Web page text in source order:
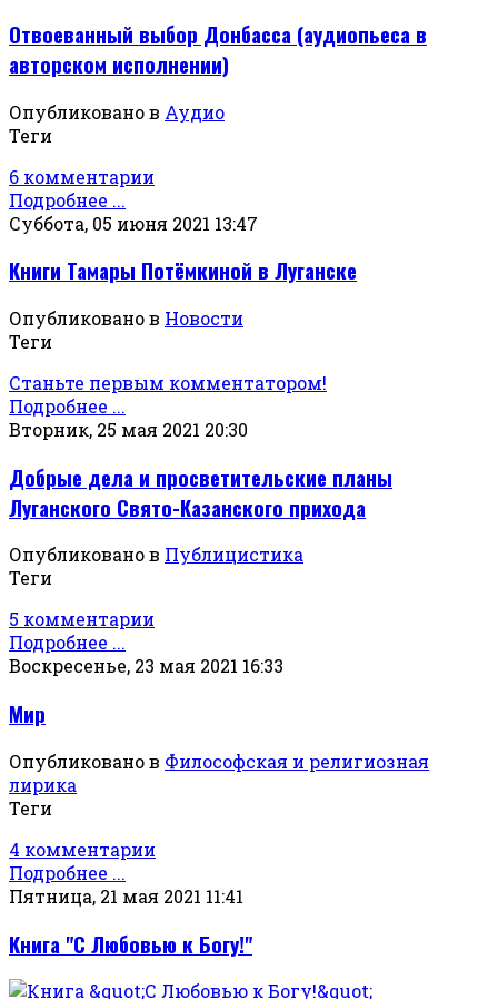
Отвоеванный выбор Донбасса (аудиопьеса в
авторском исполнении)
Опубликовано в Аудио
Теги
6 комментарии
Подробнее ...
Суббота, 05 июня 2021 13:47
Книги Тамары Потёмкиной в Луганске
Опубликовано в Новости
Теги
Станьте первым комментатором!
Подробнее ...
Вторник, 25 мая 2021 20:30
Добрые дела и просветительские планы
Луганского Свято-Казанского прихода
Опубликовано в Публицистика
Теги
5 комментарии
Подробнее ...
Воскресенье, 23 мая 2021 16:33
Мир
Опубликовано в Философская и религиозная
лирика
Теги
4 комментарии
Подробнее ...
Пятница, 21 мая 2021 11:41
Книга "С Любовью к Богу!"